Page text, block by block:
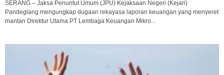
SERANG – Jaksa Penuntut Umum (JPU) Kejaksaan Negeri (Kejari)
Pandeglang mengungkap dugaan rekayasa laporan keuangan yang menyeret
mantan Direktur Utama PT Lembaga Keuangan Mikro...